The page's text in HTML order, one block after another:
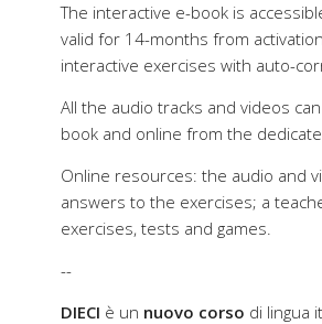
The interactive e-book is
valid for 14-months from
interactive exercises with auto-
All the audio tracks and videos
book and online from the
Online resources: the audio and
answers to the exercises; a
exercises, tests and games.
--
DIECI è un nuovo corso di lingua